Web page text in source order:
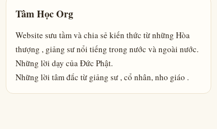
Tâm Học Org
Website sưu tầm và chia sẻ kiến thức từ những Hòa
thượng , giảng sư nổi tiếng trong nước và ngoài nước.
Những lời dạy của Đức Phật.
Những lời tâm đắc từ giảng sư , cổ nhân, nho giáo .